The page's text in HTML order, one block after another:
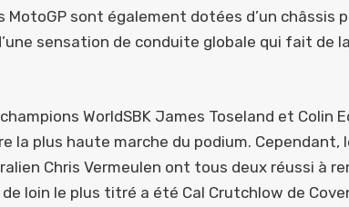
sont également dotées d’un châssis
sensation de conduite globale qui fait de
WorldSBK James Toseland et Colin
la plus haute marche du podium. Cependant,
Chris Vermeulen ont tous deux réussi à
loin le plus titré a été Cal Crutchlow de